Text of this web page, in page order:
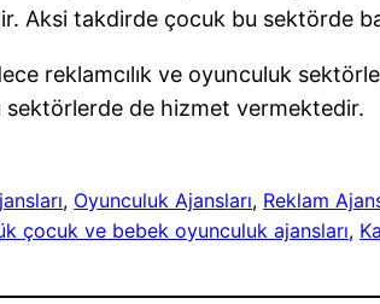
Aksi takdirde çocuk bu sektörde
reklamcılık ve oyunculuk
de hizmet vermektedir.
, Oyunculuk Ajansları, Reklam
çocuk ve bebek oyunculuk ajansları,